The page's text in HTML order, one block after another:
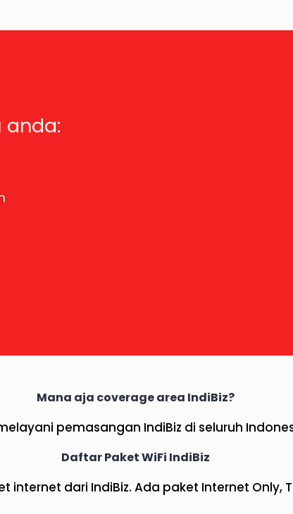
anda:
Mana aja coverage area IndiBiz?
pemasangan IndiBiz di seluruh
Daftar Paket WiFi IndiBiz
internet dari IndiBiz. Ada paket Internet Only,